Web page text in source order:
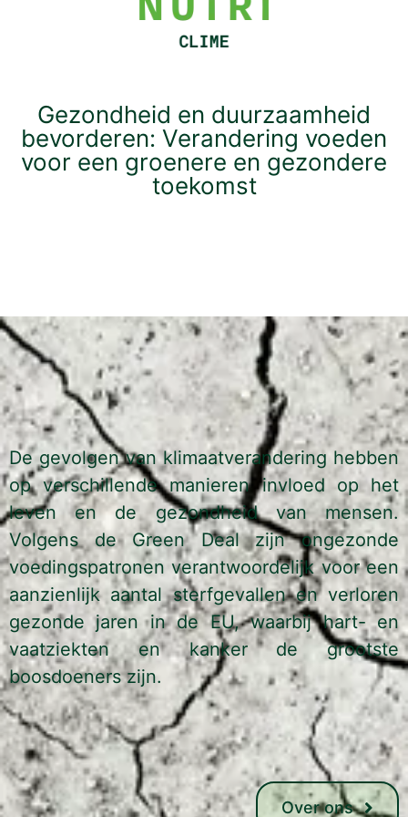
Gezondheid en duurzaamheid
bevorderen: Verandering voeden
voor een groenere en gezondere
toekomst
De gevolgen van klimaatverandering hebben
op verschillende manieren invloed op het
leven en de gezondheid van mensen.
Volgens de Green Deal zijn ongezonde
voedingspatronen verantwoordelijk voor een
aanzienlijk aantal sterfgevallen en verloren
gezonde jaren in de EU, waarbij hart- en
vaatziekten en kanker de grootste
boosdoeners zijn.
Over ons